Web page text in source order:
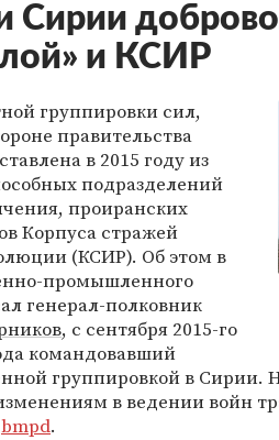
Сирии
и КСИР
группировки сил,
правительства
в 2015 году из
подразделений
проиранских
Корпуса стражей
(КСИР). Об этом в
промышленного
генерал-полковник
, с сентября 2015-го
командовавший
группировкой в Сирии.
в ведении войн
bmpd.